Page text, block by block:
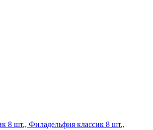
8 шт., Филадельфия классик 8 шт.,